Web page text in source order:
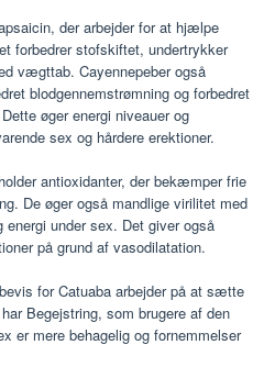
der arbejder for at hjælpe
forbedrer stofskiftet, undertrykker
vægttab. Cayennepeber også
blodgennemstrømning og forbedret
øger energi niveauer og
sex og hårdere erektioner.
antioxidanter, der bekæmper frie
De øger også mandlige virilitet med
energi under sex. Det giver også
på grund af vasodilatation.
for Catuaba arbejder på at sætte
Begejstring, som brugere af den
er mere behagelig og fornemmelser